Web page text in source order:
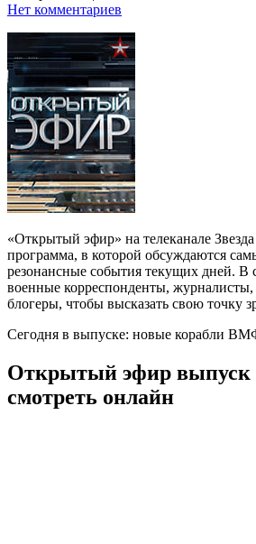
Нет комментариев
«Открытый эфир» на телеканале
программа, в которой обсуждаются
резонансные события текущих дней. В
военные корреспонденты,
блогеры, чтобы высказать свою точку
Сегодня в выпуске: новые корабли
Открытый эфир выпуск
смотреть онлайн